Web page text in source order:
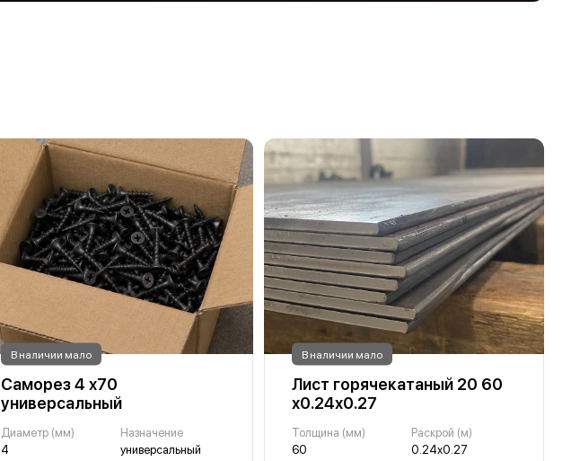
В наличии мало
Саморез 4 х70
универсальный
Диаметр (мм)
4
Назначение
универсальный
В наличии мало
Лист горячекатаный 20 60
х0.24х0.27
Толщина (мм)
60
Раскрой (м)
0.24х0.27